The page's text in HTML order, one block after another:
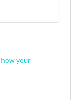
how your